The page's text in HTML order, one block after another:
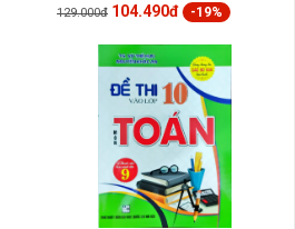
129.000đ 104.490đ -19%